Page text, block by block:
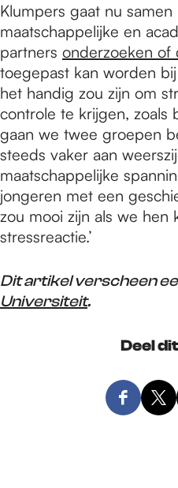
Klumpers gaat nu
maatschappelijke en
partners onderzoeken of
toegepast kan worden
het handig zou zijn om
controle te krijgen, zoals
gaan we twee groepen
steeds vaker aan
maatschappelijke
jongeren met een
zou mooi zijn als we hen
stressreactie.’
Dit artikel verscheen
Universiteit.
Deel
D
D